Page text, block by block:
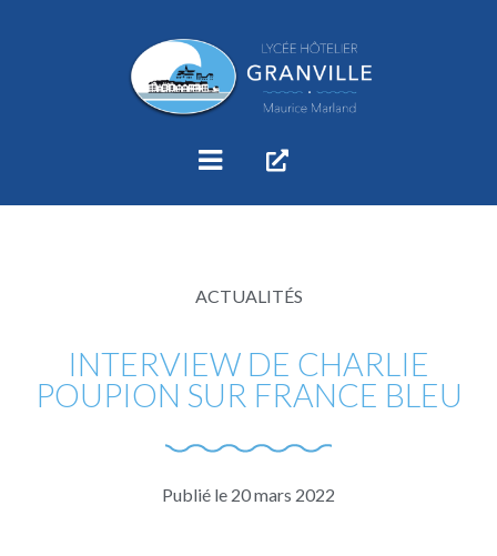
ACTUALITÉS
INTERVIEW DE CHARLIE
POUPION SUR FRANCE BLEU
Publié le 20 mars 2022